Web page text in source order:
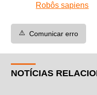
Robôs sapiens
⚠️ Comunicar erro
NOTÍCIAS